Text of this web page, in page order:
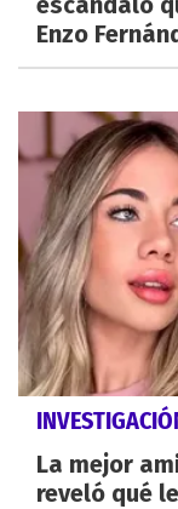
Enzo
La mejor
reveló qué